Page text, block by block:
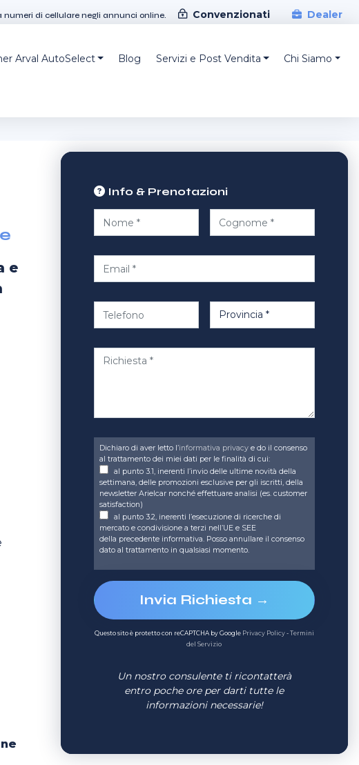
di cellulare negli annunci online. Convenzionati Dealer
Arval AutoSelect Blog Servizi e Post Vendita Chi Siamo
e
Info & Prenotazioni
Dichiaro di aver letto l’informativa privacy e do il consenso
al trattamento dei miei dati per le finalità di cui:
al punto 3.1, inerenti l’invio delle ultime novità della
settimana, delle promozioni esclusive per gli iscritti, della
newsletter Arielcar nonché effettuare analisi (es. customer
satisfaction)
al punto 3.2, inerenti l’esecuzione di ricerche di
mercato e condivisione a terzi nell’UE e SEE
della precedente informativa. Posso annullare il consenso
dato al trattamento in qualsiasi momento.
Questo sito è protetto con reCAPTCHA by Google Privacy Policy- Termini
del Servizio
Un nostro consulente ti ricontatterà
entro poche ore per darti tutte le
informazioni necessarie!